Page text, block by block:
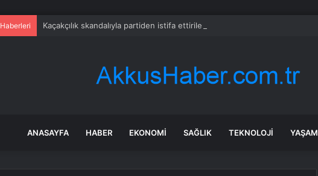
Kaçakçılık skandalıyla partiden istifa ettirilen vekil CHP’nin ilk transferi oldu
ANASAYFA HABER EKONOMI SAĞLIK TEKNOLOJI YAŞAM